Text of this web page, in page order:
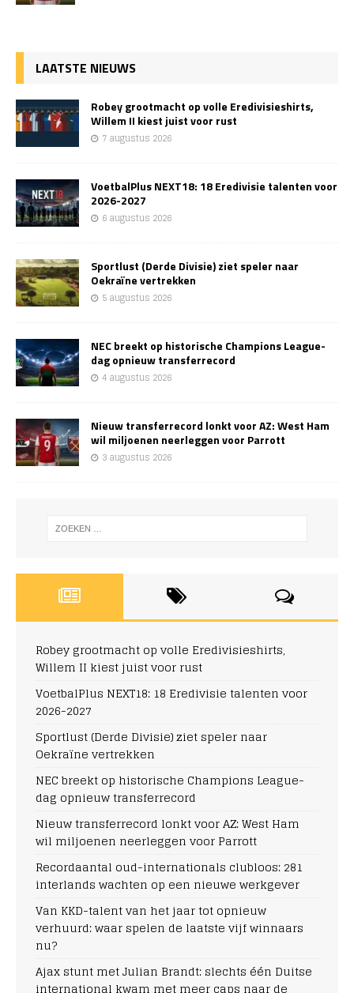
LAATSTE NIEUWS
Robey grootmacht op volle Eredivisieshirts,
Willem II kiest juist voor rust
7 augustus 2026
VoetbalPlus NEXT18: 18 Eredivisie talenten voor
2026-2027
6 augustus 2026
Sportlust (Derde Divisie) ziet speler naar
Oekraïne vertrekken
5 augustus 2026
NEC breekt op historische Champions League-
dag opnieuw transferrecord
4 augustus 2026
Nieuw transferrecord lonkt voor AZ: West Ham
wil miljoenen neerleggen voor Parrott
3 augustus 2026
Robey grootmacht op volle Eredivisieshirts,
Willem II kiest juist voor rust
VoetbalPlus NEXT18: 18 Eredivisie talenten voor
2026-2027
Sportlust (Derde Divisie) ziet speler naar
Oekraïne vertrekken
NEC breekt op historische Champions League-
dag opnieuw transferrecord
Nieuw transferrecord lonkt voor AZ: West Ham
wil miljoenen neerleggen voor Parrott
Recordaantal oud-internationals clubloos: 281
interlands wachten op een nieuwe werkgever
Van KKD-talent van het jaar tot opnieuw
verhuurd: waar spelen de laatste vijf winnaars
nu?
Ajax stunt met Julian Brandt: slechts één Duitse
international kwam met meer caps naar de